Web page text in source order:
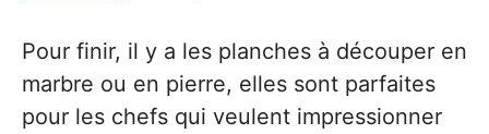
Pour finir, il y a les planches à découper en
marbre ou en pierre, elles sont parfaites
pour les chefs qui veulent impressionner